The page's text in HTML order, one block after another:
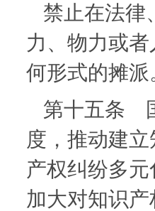
禁止在法律
力、物力或
何形式的摊派
第十五条
度，推动建
产权纠纷多
加大对知识